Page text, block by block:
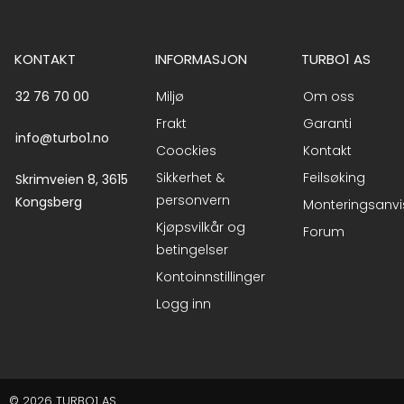
KONTAKT
32 76 70 00
info@turbo1.no
Skrimveien 8, 3615
Kongsberg
INFORMASJON
Miljø
Frakt
Coockies
Sikkerhet &
personvern
Kjøpsvilkår og
betingelser
Kontoinnstillinger
Logg inn
TURBO1 AS
Om oss
Garanti
Kontakt
Feilsøking
Forum